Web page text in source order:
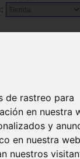
de rastreo para
en nuestra
y
en nuestra
nuestros